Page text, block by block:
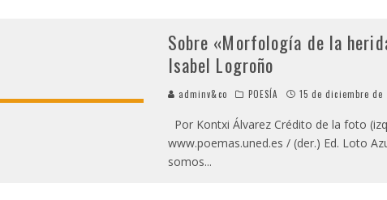
Sobre «Morfología de la
Isabel Logroño
adminv&co POESÍA 15 de diciembre de
Por Kontxi Álvarez Crédito de la foto
www.poemas.uned.es / (der.) Ed. Loto
somos...